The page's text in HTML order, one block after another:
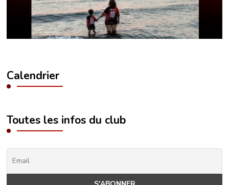
Calendrier
Toutes les infos du club